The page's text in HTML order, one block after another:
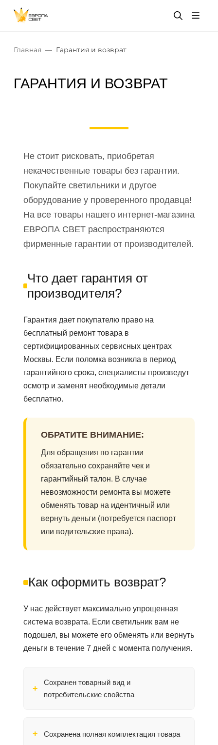
Главная Гарантия и возврат
ГАРАНТИЯ И ВОЗВРАТ
Не стоит рисковать, приобретая
некачественные товары без гарантии.
Покупайте светильники и другое
оборудование у проверенного продавца!
На все товары нашего интернет-магазина
ЕВРОПА СВЕТ распространяются
фирменные гарантии от производителей.
Что дает гарантия от
производителя?
Гарантия дает покупателю право на
бесплатный ремонт товара в
сертифицированных сервисных центрах
Москвы. Если поломка возникла в период
гарантийного срока, специалисты произведут
осмотр и заменят необходимые детали
бесплатно.
ОБРАТИТЕ ВНИМАНИЕ:
Для обращения по гарантии
обязательно сохраняйте чек и
гарантийный талон. В случае
невозможности ремонта вы можете
обменять товар на идентичный или
вернуть деньги (потребуется паспорт
или водительские права).
Как оформить возврат?
У нас действует максимально упрощенная
система возврата. Если светильник вам не
подошел, вы можете его обменять или вернуть
деньги в течение 7 дней с момента получения.
Сохранен товарный вид и
потребительские свойства
Сохранена полная комплектация товара